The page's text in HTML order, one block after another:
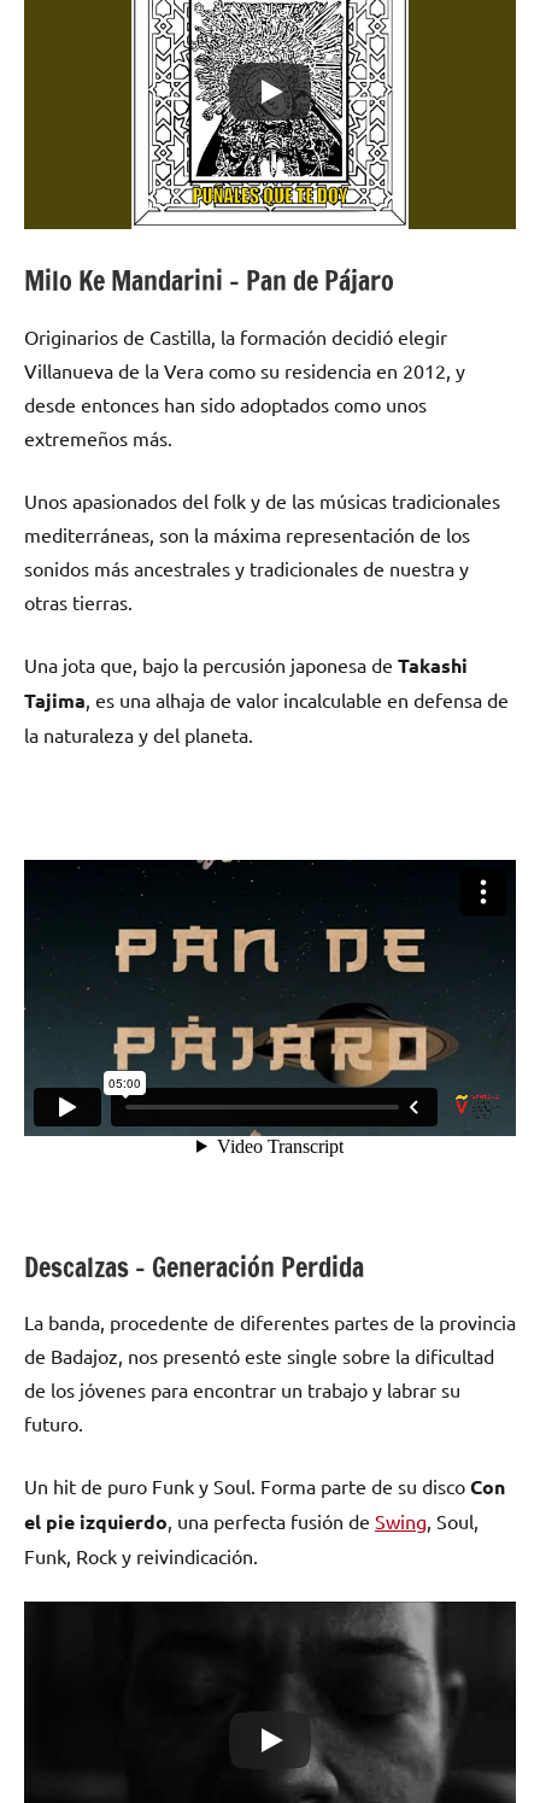
Milo Ke Mandarini – Pan de Pájaro
Originarios de Castilla, la formación decidió elegir
Villanueva de la Vera como su residencia en 2012, y
desde entonces han sido adoptados como unos
extremeños más.
Unos apasionados del folk y de las músicas tradicionales
mediterráneas, son la máxima representación de los
sonidos más ancestrales y tradicionales de nuestra y
otras tierras.
Una jota que, bajo la percusión japonesa de Takashi
Tajima , es una alhaja de valor incalculable en defensa de
la naturaleza y del planeta.
Descalzas – Generación Perdida
La banda, procedente de diferentes partes de la provincia
de Badajoz, nos presentó este single sobre la dificultad
de los jóvenes para encontrar un trabajo y labrar su
futuro.
Un hit de puro Funk y Soul. Forma parte de su disco Con
el pie izquierdo, una perfecta fusión de Swing, Soul,
Funk, Rock y reivindicación.